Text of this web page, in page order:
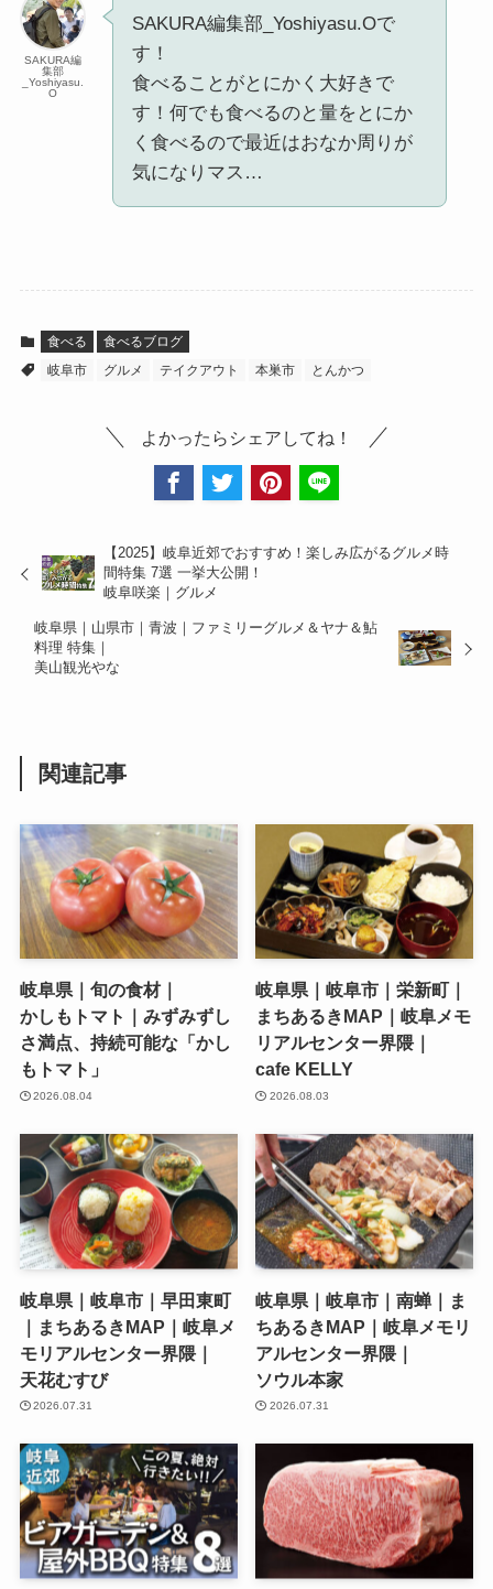
SAKURA編
集部
_Yoshiyasu.
O
SAKURA編集部_Yoshiyasu.Oで
す！
食べることがとにかく大好きで
す！何でも食べるのと量をとにか
く食べるので最近はおなか周りが
気になりマス…
食べる
食べるブログ
岐阜市
グルメ テイクアウト 本巣市 とんかつ
よかったらシェアしてね！
【2025】岐阜近郊でおすすめ！楽しみ広がるグルメ時
間特集 7選 一挙大公開！
岐阜咲楽｜グルメ
岐阜県｜山県市｜青波｜ファミリーグルメ＆ヤナ＆鮎
料理 特集｜
美山観光やな
関連記事
岐阜県｜旬の食材｜
かしもトマト｜みずみずし
さ満点、持続可能な「かし
もトマト」
2026.08.04
岐阜県｜岐阜市｜栄新町｜
まちあるきMAP｜岐阜メモ
リアルセンター界隈｜
cafe KELLY
2026.08.03
岐阜県｜岐阜市｜早田東町
｜まちあるきMAP｜岐阜メ
モリアルセンター界隈｜
天花むすび
2026.07.31
岐阜県｜岐阜市｜南蝉｜ま
ちあるきMAP｜岐阜メモリ
アルセンター界隈｜
ソウル本家
2026.07.31